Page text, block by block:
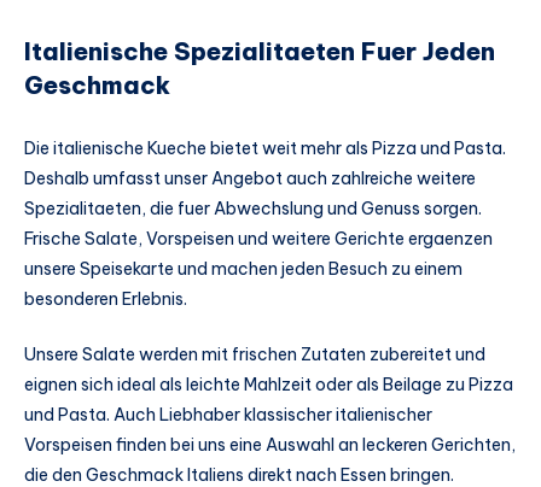
Italienische Spezialitaeten Fuer Jeden
Geschmack
Die italienische Kueche bietet weit mehr als Pizza und Pasta.
Deshalb umfasst unser Angebot auch zahlreiche weitere
Spezialitaeten, die fuer Abwechslung und Genuss sorgen.
Frische Salate, Vorspeisen und weitere Gerichte ergaenzen
unsere Speisekarte und machen jeden Besuch zu einem
besonderen Erlebnis.
Unsere Salate werden mit frischen Zutaten zubereitet und
eignen sich ideal als leichte Mahlzeit oder als Beilage zu Pizza
und Pasta. Auch Liebhaber klassischer italienischer
Vorspeisen finden bei uns eine Auswahl an leckeren Gerichten,
die den Geschmack Italiens direkt nach Essen bringen.